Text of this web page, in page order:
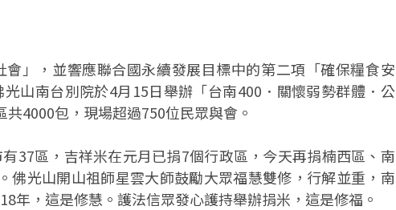
」，並響應聯合國永續發展目標中的第二項「確保糧食安
山南台別院於4月15日舉辦「台南400．關懷弱勢群體．公
4000包，現場超過750位民眾與會。
37區，吉祥米在元月已捐7個行政區，今天再捐楠西區、南
佛光山開山祖師星雲大師鼓勵大眾福慧雙修，行解並重，南
年，這是修慧。護法信眾發心護持舉辦捐米，這是修福。